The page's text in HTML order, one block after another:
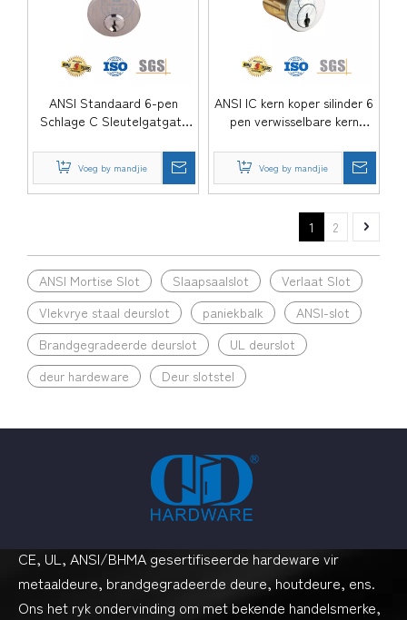
ANSI Standaard 6-pen
Schlage C Sleutelgatgat-
Voeg by mandjie
ANSI IC kern koper silinder 6
pen verwisselbare kern
Voeg by mandjie
1 2
ANSI Mortise Slot Slaapsaalslot
Verlaat Slot
Vlekvrye staal deurslot
paniekbalk
ANSI-slot
Brandgegradeerde deurslot
UL deurslot
deur hardeware
Deur slotstel
CE, UL, ANSI/BHMA gesertifiseerde hardeware vir
metaaldeure, brandgegradeerde deure, houtdeure, ens.
Ons het ryk ondervinding om met bekende handelsmerke,